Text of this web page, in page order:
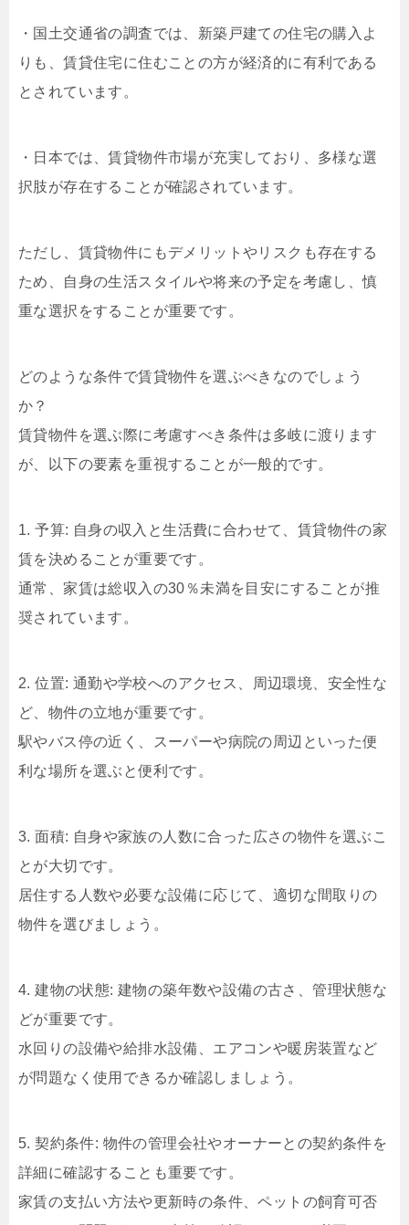
・国土交通省の調査では、新築戸建ての住宅の購入よ
りも、賃貸住宅に住むことの方が経済的に有利である
とされています。
・日本では、賃貸物件市場が充実しており、多様な選
択肢が存在することが確認されています。
ただし、賃貸物件にもデメリットやリスクも存在する
ため、自身の生活スタイルや将来の予定を考慮し、慎
重な選択をすることが重要です。
どのような条件で賃貸物件を選ぶべきなのでしょう
か？
賃貸物件を選ぶ際に考慮すべき条件は多岐に渡ります
が、以下の要素を重視することが一般的です。
1. 予算: 自身の収入と生活費に合わせて、賃貸物件の家
賃を決めることが重要です。
通常、家賃は総収入の30％未満を目安にすることが推
奨されています。
2. 位置: 通勤や学校へのアクセス、周辺環境、安全性な
ど、物件の立地が重要です。
駅やバス停の近く、スーパーや病院の周辺といった便
利な場所を選ぶと便利です。
3. 面積: 自身や家族の人数に合った広さの物件を選ぶこ
とが大切です。
居住する人数や必要な設備に応じて、適切な間取りの
物件を選びましょう。
4. 建物の状態: 建物の築年数や設備の古さ、管理状態な
どが重要です。
水回りの設備や給排水設備、エアコンや暖房装置など
が問題なく使用できるか確認しましょう。
5. 契約条件: 物件の管理会社やオーナーとの契約条件を
詳細に確認することも重要です。
家賃の支払い方法や更新時の条件、ペットの飼育可否